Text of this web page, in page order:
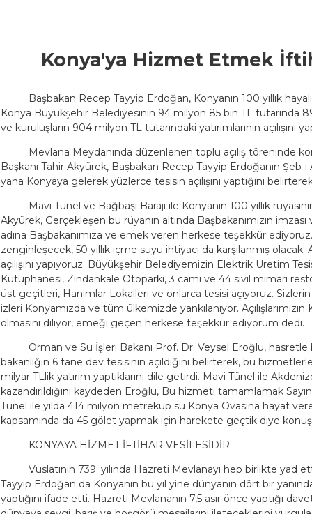
Konya'ya Hizmet Etmek
Başbakan Recep Tayyip Erdoğan, Konyanın 100 yıllık
Konya Büyükşehir Belediyesinin 94 milyon 85 bin TL tutarında
ve kuruluşların 904 milyon TL tutarındaki yatırımlarının açılışını
Mevlana Meydanında düzenlenen toplu açılış töreninde
Başkanı Tahir Akyürek, Başbakan Recep Tayyip Erdoğanın
yana Konyaya gelerek yüzlerce tesisin açılışını yaptığını
Mavi Tünel ve Bağbaşı Barajı ile Konyanın 100 yıllık
Akyürek, Gerçekleşen bu rüyanın altında Başbakanımızın
adına Başbakanımıza ve emek veren herkese teşekkür ediyoruz.
zenginleşecek, 50 yıllık içme suyu ihtiyacı da karşılanmış olacak.
açılışını yapıyoruz. Büyükşehir Belediyemizin Elektrik Üretim
Kütüphanesi, Zindankale Otoparkı, 3 cami ve 44 sivil mimari
üst geçitleri, Hanımlar Lokalleri ve onlarca tesisi açıyoruz.
izleri Konyamızda ve tüm ülkemizde yankılanıyor. Açılışlarımızın
olmasını diliyor, emeği geçen herkese teşekkür ediyorum dedi.
Orman ve Su İşleri Bakanı Prof. Dr. Veysel Eroğlu,
bakanlığın 6 tane dev tesisinin açıldığını belirterek, bu hizmetlerle
milyar TLlik yatırım yaptıklarını dile getirdi. Mavi Tünel ile
kazandırıldığını kaydeden Eroğlu, Bu hizmeti tamamlamak
Tünel ile yılda 414 milyon metreküp su Konya Ovasına hayat
kapsamında da 45 gölet yapmak için harekete geçtik diye
KONYAYA HİZMET İFTİHAR VESİLESİDİR
Vuslatının 739. yılında Hazreti Mevlanayı hep birlikte
Tayyip Erdoğan da Konyanın bu yıl yine dünyanın dört bir
yaptığını ifade etti. Hazreti Mevlananın 7,5 asır önce yaptığı